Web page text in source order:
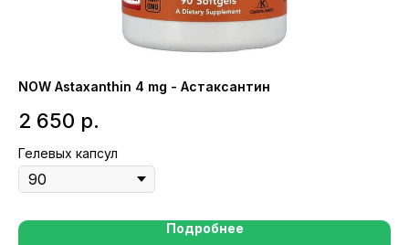
NOW Astaxanthin 4 mg - Астаксантин
2 650 р.
Гелевых капсул
Подробнее